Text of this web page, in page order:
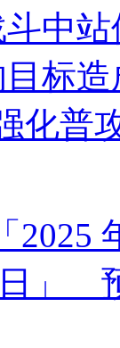
中
标
化普